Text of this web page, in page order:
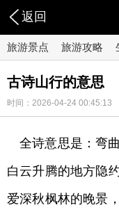
返回
旅游景点 旅游攻略
古诗山行的意思
时间：2026-04-24 00:45:13
全诗意思是：弯
白云升腾的地方隐
爱深秋枫林的晚景